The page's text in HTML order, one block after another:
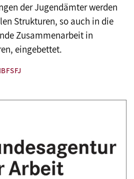
der Jugendämter werden
Strukturen, so auch in die
Zusammenarbeit in
eingebettet.